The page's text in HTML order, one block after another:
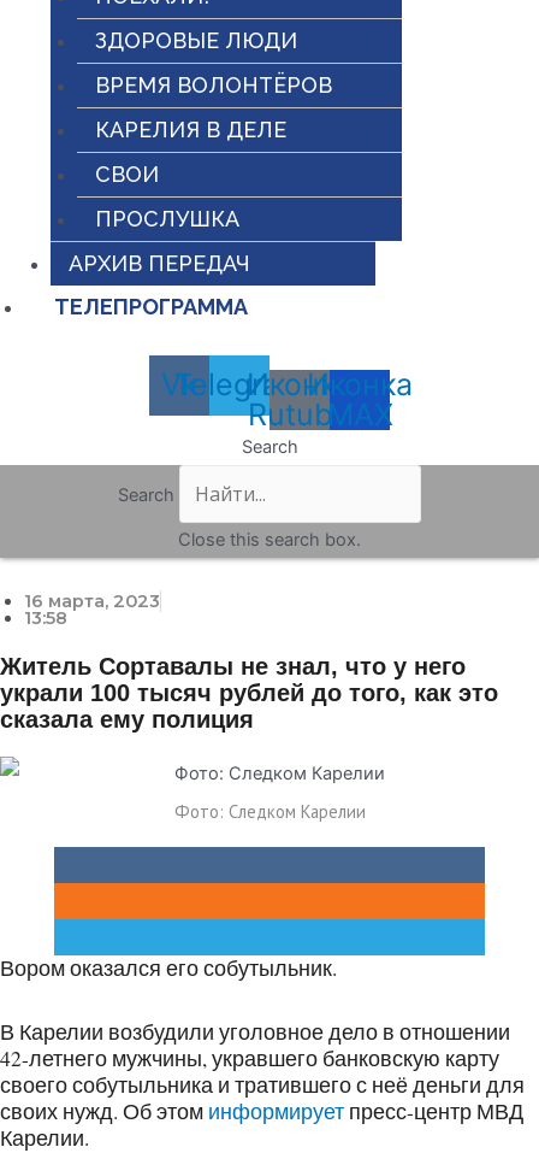
ЗДОРОВЫЕ ЛЮДИ
ВРЕМЯ ВОЛОНТЁРОВ
КАРЕЛИЯ В ДЕЛЕ
СВОИ
ПРОСЛУШКА
АРХИВ ПЕРЕДАЧ
ТЕЛЕПРОГРАММА
Vk
Telegram
Иконка
Rutube
Иконка
MAX
Search
Search
Close this search box.
16 марта, 2023
13:58
Житель Сортавалы не знал, что у него
украли 100 тысяч рублей до того, как это
сказала ему полиция
Фото: Следком Карелии
Вором оказался его собутыльник.
В Карелии возбудили уголовное дело в отношении
42-летнего мужчины, укравшего банковскую карту
своего собутыльника и тратившего с неё деньги для
своих нужд. Об этом информирует пресс-центр МВД
Карелии.